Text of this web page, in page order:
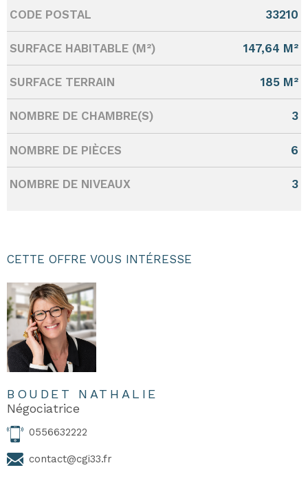
Caractérisque Valeurs
CODE POSTAL 33210
SURFACE HABITABLE (M²) 147,64 M²
SURFACE TERRAIN 185 M²
NOMBRE DE CHAMBRE(S) 3
NOMBRE DE PIÈCES 6
NOMBRE DE NIVEAUX 3
CETTE OFFRE VOUS INTÉRESSE
BOUDET NATHALIE
Négociatrice
0556632222
contact@cgi33.fr